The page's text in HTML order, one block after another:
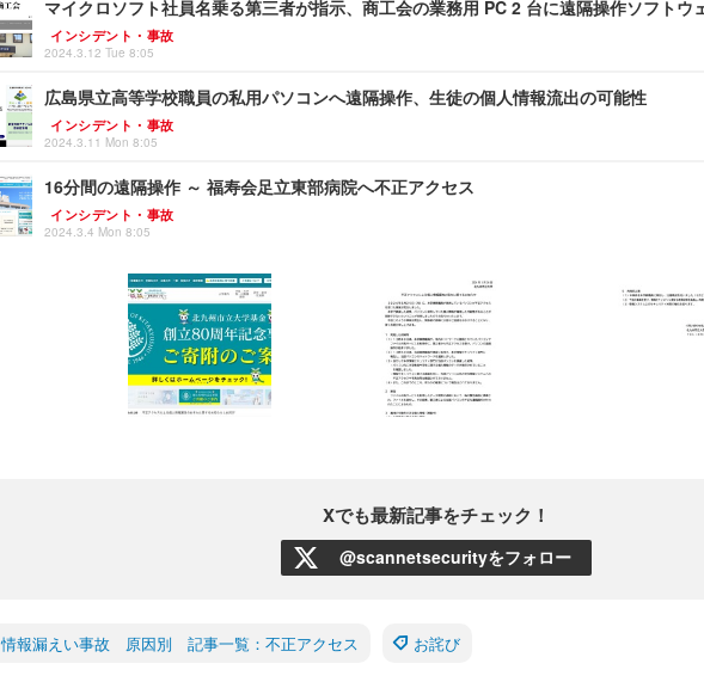
マイクロソフト社員名乗る第三者が指示、商工会の業務用 PC 2 台に遠隔操作ソフトウ
インシデント・事故
2024.3.12 Tue 8:05
広島県立高等学校職員の私用パソコンへ遠隔操作、生徒の個人情報流出の可能性
インシデント・事故
2024.3.11 Mon 8:05
16分間の遠隔操作 ～ 福寿会足立東部病院へ不正アクセス
インシデント・事故
2024.3.4 Mon 8:05
Xでも最新記事をチェック！
@scannetsecurityをフォロー
情報漏えい事故 原因別 記事一覧：不正アクセス お詫び